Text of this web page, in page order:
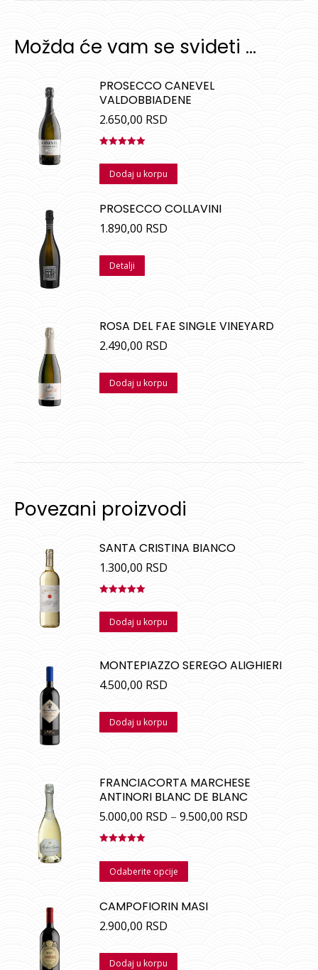
Možda će vam se svideti …
PROSECCO CANEVEL
VALDOBBIADENE
2.650,00 RSD
sa5.00od
Dodaj u korpu
PROSECCO COLLAVINI
1.890,00 RSD
Detalji
ROSA DEL FAE SINGLE VINEYARD
2.490,00 RSD
Dodaj u korpu
Povezani proizvodi
SANTA CRISTINA BIANCO
1.300,00 RSD
sa5.00od
Dodaj u korpu
MONTEPIAZZO SEREGO ALIGHIERI
4.500,00 RSD
Dodaj u korpu
FRANCIACORTA MARCHESE
ANTINORI BLANC DE BLANC
5.000,00 RSD – 9.500,00 RSD
sa5.00od
Odaberite opcije
CAMPOFIORIN MASI
2.900,00 RSD
Dodaj u korpu